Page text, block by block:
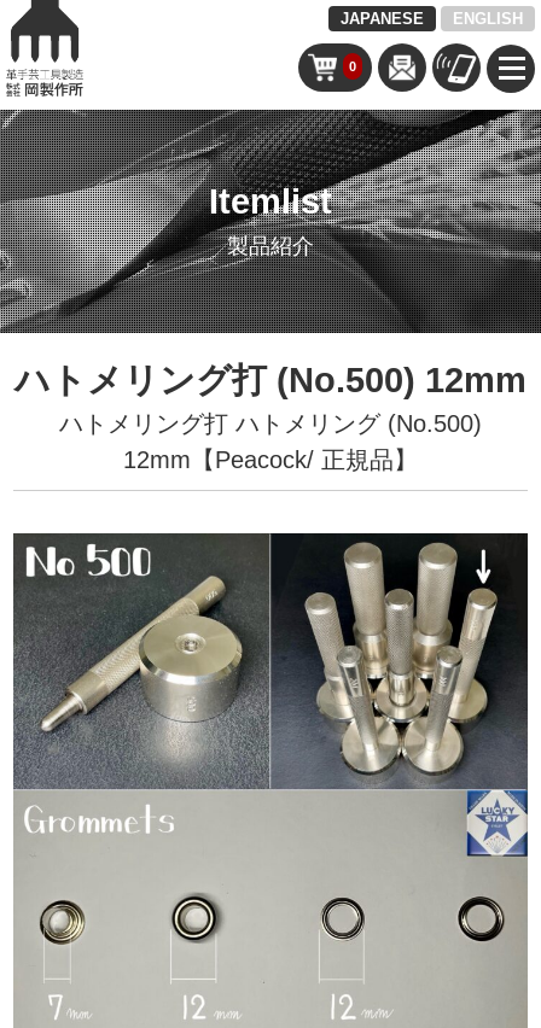
JAPANESE ENGLISH
0
Itemlist
製品紹介
ハトメリング打 (No.500) 12mm
ハトメリング打 ハトメリング (No.500)
12mm【Peacock/ 正規品】